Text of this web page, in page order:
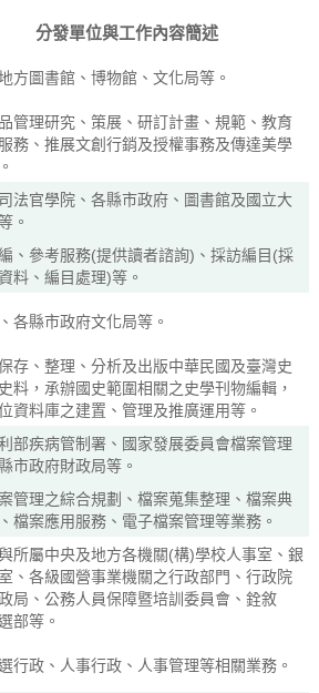
分發單位與工作內容簡述
方圖書館、博物館、文化局等。
管理研究、策展、研訂計畫、規範、教育
務、推展文創行銷及授權事務及傳達美學
法官學院、各縣市政府、圖書館及國立大
。
、參考服務(提供讀者諮詢)、採訪編目(採
料、編目處理)等。
各縣市政府文化局等。
存、整理、分析及出版中華民國及臺灣史
料，承辦國史範圍相關之史學刊物編輯，
資料庫之建置、管理及推廣運用等。
部疾病管制署、國家發展委員會檔案管理
市政府財政局等。
管理之綜合規劃、檔案蒐集整理、檔案典
檔案應用服務、電子檔案管理等業務。
所屬中央及地方各機關(構)學校人事室、銀
、各級國營事業機關之行政部門、行政院
局、公務人員保障暨培訓委員會、銓敘
部等。
行政、人事行政、人事管理等相關業務。